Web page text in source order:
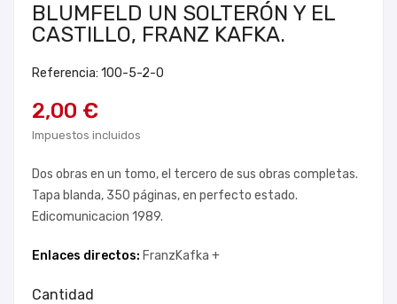
BLUMFELD UN SOLTERÓN Y EL
CASTILLO, FRANZ KAFKA.
Referencia: 100-5-2-0
2,00 €
Impuestos incluidos
Dos obras en un tomo, el tercero de sus obras completas.
Tapa blanda, 350 páginas, en perfecto estado.
Edicomunicacion 1989.
Enlaces directos: FranzKafka +
Cantidad